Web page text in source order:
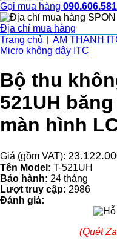
Gọi mua hàng
Địa chỉ mua hàng
Trang chủ
ÂM THANH
Micro không dây ITC
Bộ thu
521UH
màn hình
Giá (gồm VAT):
Tên Model: T-521UH
Bảo hành: 24 tháng
Lượt truy cập: 2986
Đánh giá:
(Quét